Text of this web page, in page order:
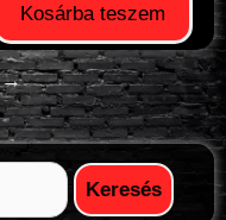
Kosárba teszem
→
Keresés